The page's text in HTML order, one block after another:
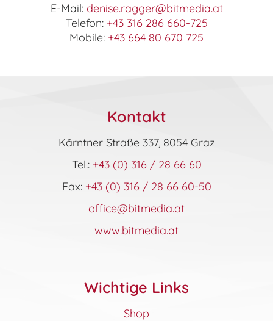
E-Mail: denise.ragger@bitmedia.at
Telefon: +43 316 286 660-725
Mobile: +43 664 80 670 725
Kontakt
Kärntner Straße 337, 8054 Graz
Tel.: +43 (0) 316 / 28 66 60
Fax: +43 (0) 316 / 28 66 60-50
office@bitmedia.at
www.bitmedia.at
Wichtige Links
Shop